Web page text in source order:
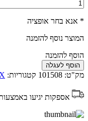
* אנא בחר אופציה
המוצר נוסף להזמנה
הוסף להזמנה
הוסף לעגלה
מק"ט: 101508 קטגוריות:
אספקות יגיעו